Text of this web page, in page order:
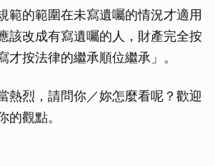
範的範圍在未寫遺囑的情況才適用
該改成有寫遺囑的人，財產完全按
才按法律的繼承順位繼承」。
熱烈，請問你／妳怎麼看呢？歡迎
的觀點。